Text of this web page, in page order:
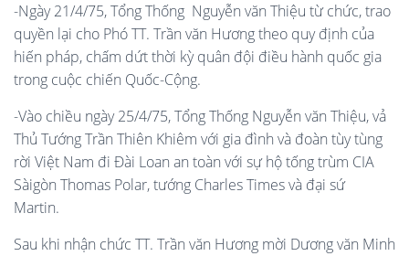
-Ngày 21/4/75, Tổng Thống Nguyễn văn Thiệu từ chức, trao
quyền lại cho Phó TT. Trần văn Hương theo quy định của
hiến pháp, chấm dứt thời kỳ quân đội điều hành quốc gia
trong cuộc chiến Quốc-Cộng.
-Vào chiều ngày 25/4/75, Tổng Thống Nguyễn văn Thiệu, vả
Thủ Tướng Trần Thiên Khiêm với gia đình và đoàn tùy tùng
rời Việt Nam đi Đài Loan an toàn với sự hộ tống trùm CIA
Sàigòn Thomas Polar, tướng Charles Times và đại sứ
Martin.
Sau khi nhận chức TT. Trần văn Hương mời Dương văn Minh